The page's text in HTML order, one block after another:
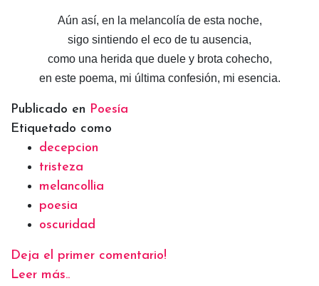
Aún así, en la melancolía de esta noche,
sigo sintiendo el eco de tu ausencia,
como una herida que duele y brota cohecho,
en este poema, mi última confesión, mi esencia.
Publicado en Poesía
Etiquetado como
decepcion
tristeza
melancollia
poesia
oscuridad
Deja el primer comentario!
Leer más..